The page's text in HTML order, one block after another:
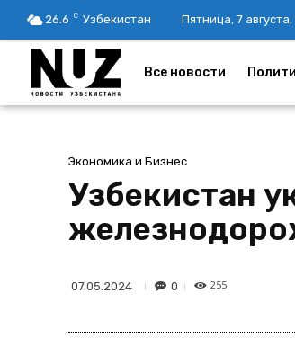
26.6 C Узбекистан Пятница, 7
Все новости
Экономика и Бизнес
Узбекистан
07.05.2024 0 255